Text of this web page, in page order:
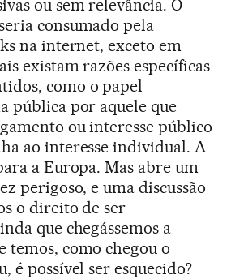
ou sem relevância. O
consumado pela
na internet, exceto em
existam razões específicas
como o papel
pública por aquele que
ou interesse público
ao interesse individual. A
a Europa. Mas abre um
perigoso, e uma discussão
o direito de ser
que chegássemos a
temos, como chegou o
é possível ser esquecido?